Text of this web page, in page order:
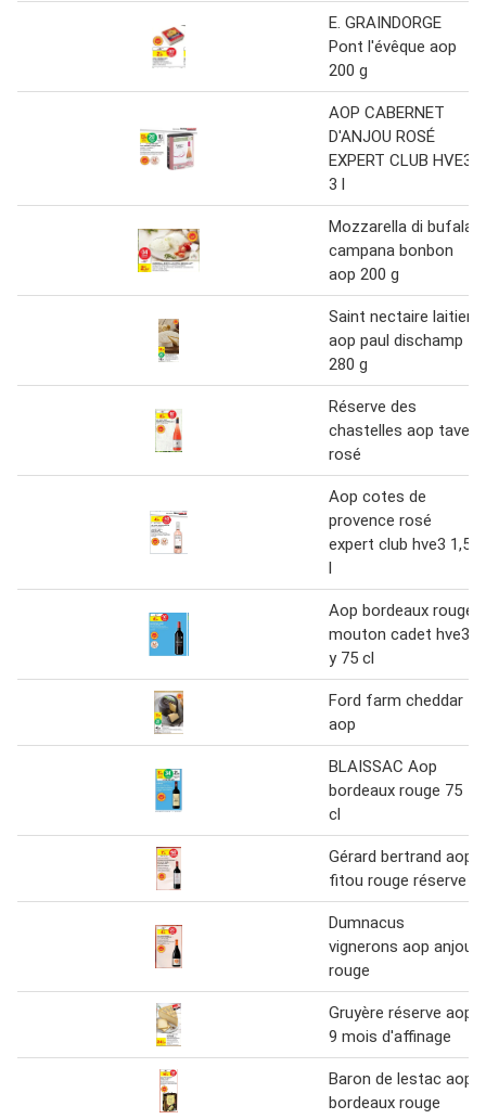
E. GRAINDORGE
Pont l'évêque aop
200 g
AOP CABERNET
D'ANJOU ROSÉ
EXPERT CLUB HVE3
3 l
Mozzarella di bufala
campana bonbon
aop 200 g
Saint nectaire laitier
aop paul dischamp
280 g
Réserve des
chastelles aop tavel
rosé
Aop cotes de
provence rosé
expert club hve3 1,5
l
Aop bordeaux rouge
mouton cadet hve3
y 75 cl
Ford farm cheddar
aop
BLAISSAC Aop
bordeaux rouge 75
cl
Gérard bertrand aop
fitou rouge réserve
Dumnacus
vignerons aop anjou
rouge
Gruyère réserve aop
9 mois d'affinage
Baron de lestac aop
bordeaux rouge